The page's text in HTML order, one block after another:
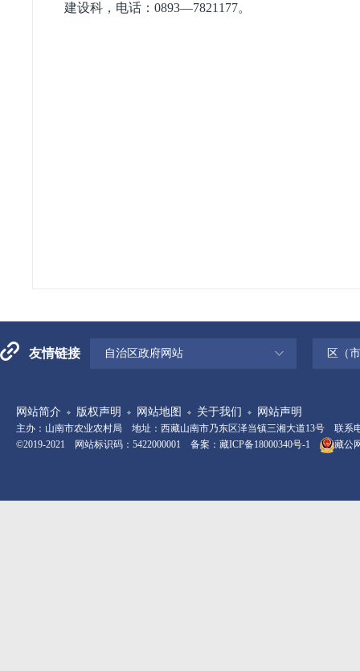
建设科，电话： 0893—7821177。
友情链接 自治区政府网站 区（
网站简介 版权声明 网站地图 关于我们 网站声明
主办：山南市农业农村局 地址：西藏山南市乃东区泽当镇三湘大道13号 联系电
©2019-2021 网站标识码：5422000001 备案： 藏ICP备18000340号-1 藏公